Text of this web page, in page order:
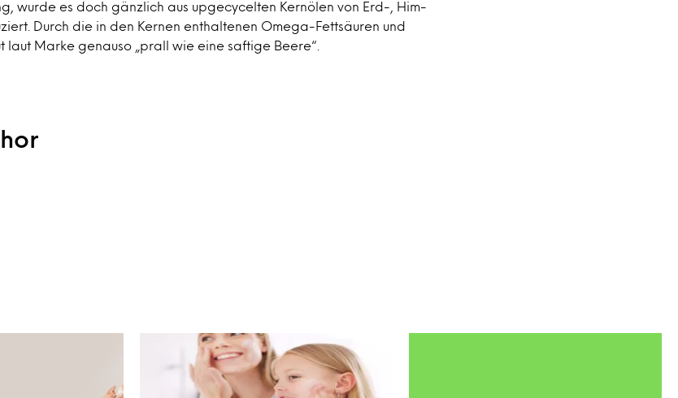
wurde es doch gänzlich aus upgecycelten Kernölen von Erd-, Him-
Durch die in den Kernen enthaltenen Omega-Fettsäuren und
laut Marke genauso „prall wie eine saftige Beere“.